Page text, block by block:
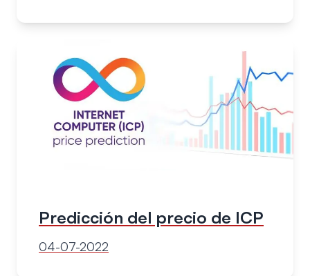
Predicción del precio de ICP
04-07-2022